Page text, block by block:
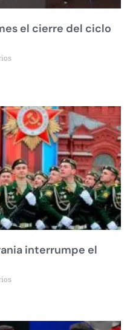
el cierre del ciclo
interrumpe el